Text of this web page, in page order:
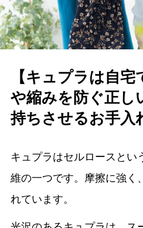
【キュプラは自
や縮みを防ぐ正し
持ちさせるお手入
キュプラはセルロースとい
維の一つです。摩擦に強く
れています。